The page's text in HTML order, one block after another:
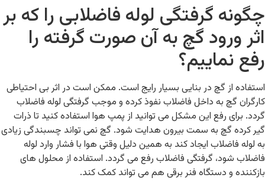
چگونه گرفتگی لوله فاضلابی را که بر
اثر ورود گچ به آن صورت گرفته را
رفع نماییم؟
استفاده از گچ در بنایی بسیار رایج است. ممکن است در اثر بی احتیاطی
کارگران گچ به داخل فاضلاب نفوذ کرده و موجب گرفتگی لوله فاضلاب
گردد. برای رفع این مشکل می توانید از پمپ هوا استفاده کنید تا ذرات
گیر کرده گچ به سمت بیرون هدایت شود. گچ نمی تواند چسبندگی زیادی
به لوله فاضلاب ایجاد کند به همین دلیل وقتی هوا با فشار وارد لوله
فاضلاب شود، گرفتگی فاضلاب رفع می گردد. استفاده از محلول های
بازکننده و دستگاه فنر برقی هم می تواند کمک کند.